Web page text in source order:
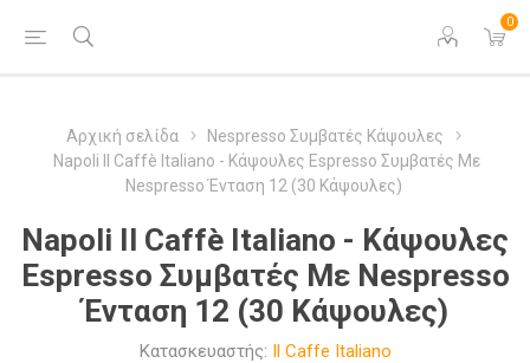
0
Αρχική σελίδα
Nespresso Συμβατές Κάψουλες
Napoli Il Caffè Italiano - Κάψουλες Espresso Συμβατές Με
Nespresso Ένταση 12 (30 Κάψουλες)
Napoli Il Caffè Italiano - Κάψουλες
Espresso Συμβατές Με Nespresso
Ένταση 12 (30 Κάψουλες)
Κατασκευαστής: Il Caffe Italiano